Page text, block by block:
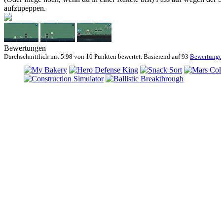
aufzupeppen.
Bewertungen
Durchschnittlich mit 5.98 von 10 Punkten bewertet. Basierend auf93